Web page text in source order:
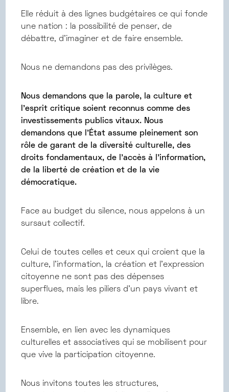
Elle réduit à des lignes budgétaires ce qui fonde
une nation : la possibilité de penser, de
débattre, d’imaginer et de faire ensemble.
Nous ne demandons pas des privilèges.
Nous demandons que la parole, la culture et
l’esprit critique soient reconnus comme des
investissements publics vitaux. Nous
demandons que l’État assume pleinement son
rôle de garant de la diversité culturelle, des
droits fondamentaux, de l’accès à l’information,
de la liberté de création et de la vie
démocratique.
Face au budget du silence, nous appelons à un
sursaut collectif.
Celui de toutes celles et ceux qui croient que la
culture, l’information, la création et l’expression
citoyenne ne sont pas des dépenses
superflues, mais les piliers d’un pays vivant et
libre.
Ensemble, en lien avec les dynamiques
culturelles et associatives qui se mobilisent pour
que vive la participation citoyenne.
Nous invitons toutes les structures,